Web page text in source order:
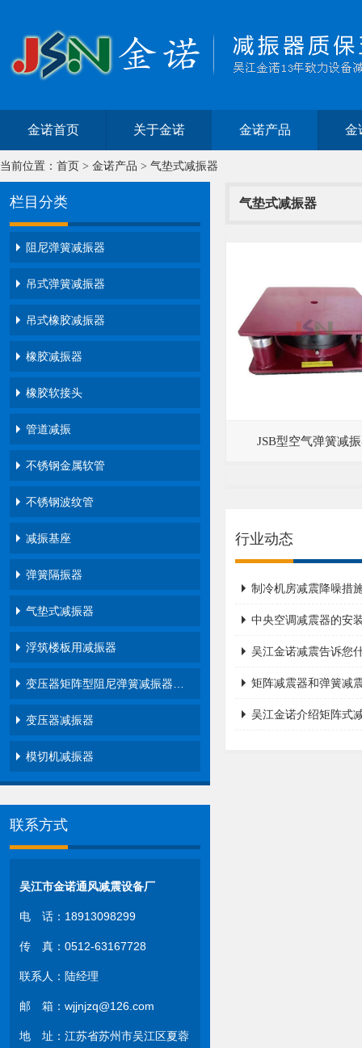
金诺首页 关于金诺 金诺产品 金
当前位置： 首页 > 金诺产品 > 气垫式减振器
栏目分类
阻尼弹簧减振器
吊式弹簧减振器
吊式橡胶减振器
橡胶减振器
橡胶软接头
管道减振
不锈钢金属软管
不锈钢波纹管
减振基座
弹簧隔振器
气垫式减振器
浮筑楼板用减振器
变压器矩阵型阻尼弹簧减振器…
变压器减振器
模切机减振器
联系方式
吴江市金诺通风减震设备厂
电 话：18913098299
传 真：0512-63167728
联系人：陆经理
邮 箱：wjjnjzq@126.com
地 址：江苏省苏州市吴江区夏蓉
气垫式减振器
JSB型空气弹簧减
行业动态
制冷机房减震降噪措
中央空调减震器的安
吴江金诺减震告诉您
矩阵减震器和弹簧减
吴江金诺介绍矩阵式